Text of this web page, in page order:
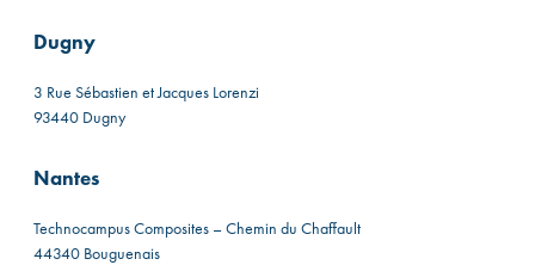
Dugny
3 Rue Sébastien et Jacques Lorenzi
93440 Dugny
Nantes
Technocampus Composites – Chemin du Chaffault
44340 Bouguenais